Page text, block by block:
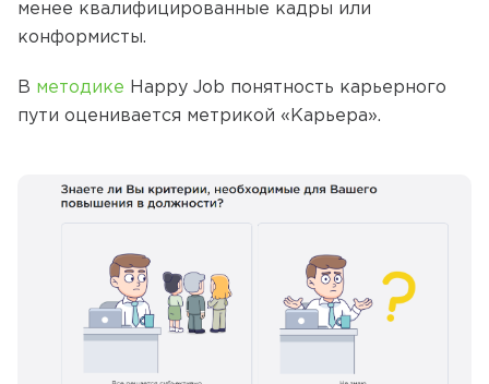
менее квалифицированные кадры или
конформисты.
В методике Happy Job понятность карьерного
пути оценивается метрикой «Карьера».